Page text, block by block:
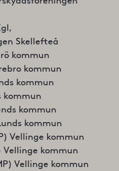
Skellefteå
kommun
kommun
kommun
kommun
kommun
kommun
Vellinge kommun
Vellinge kommun
Vellinge kommun